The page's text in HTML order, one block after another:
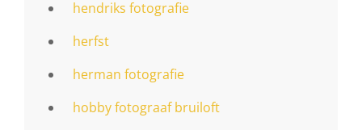
hendriks fotografie
herfst
herman fotografie
hobby fotograaf bruiloft